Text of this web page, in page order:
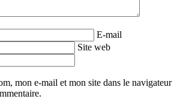
E-mail
Site web
mon e-mail et mon site dans le navigateur